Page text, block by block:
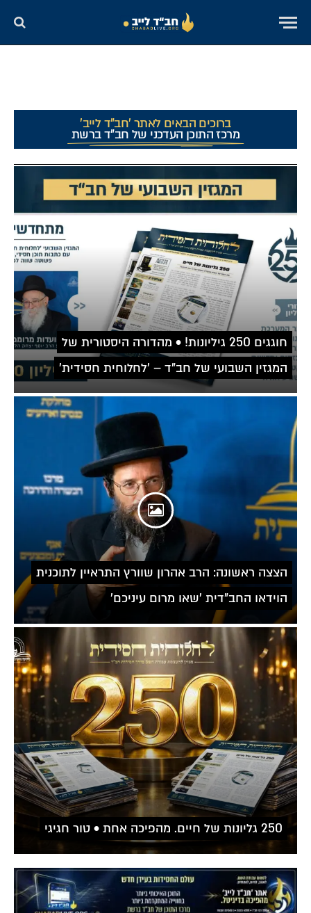
ברוכים הבאים לאתר 'חב"ד לייב'
מרכז התוכן העדכני של חב"ד ברשת
חוגגים 250 גיליונות! • מהדורה היסטורית של
המגזין השבועי של חב"ד – 'לחלוחית חסידית'
הצצה ראשונה: הרב אהרון שוורץ התראיין לתוכנית
הוידאו החב"דית 'שאו מרום עיניכם'
250 גליונות של חיים. מהפיכה אחת • טור חגיגי